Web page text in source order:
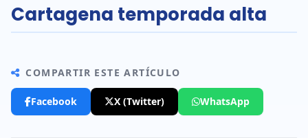
Cartagena temporada alta
COMPARTIR ESTE ARTÍCULO
Facebook X (Twitter) WhatsApp